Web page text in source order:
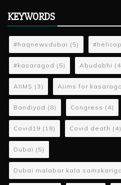
KEYWORDS
#haqnewsdubai (5)
#kasaragod (5) Abudabhi
AIIMS (3) Aiims for
Bandiyod (8) Congress (4)
Covid19 (18) Covid death (4)
Dubai (5)
Dubai malabar kala